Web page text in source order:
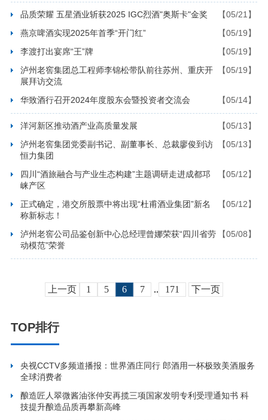
品质荣耀 五星酒业斩获2025 IGC烈酒"奥斯卡"金奖
【05/21】
燕京啤酒实现2025年首季“开门红”
【05/19】
李渡打出宴席“王”牌
【05/19】
泸州老窖集团总工程师李锦松带队前往苏州、重庆开
展拜访交流
【05/19】
华致酒行召开2024年度股东会暨投资者交流会 【05/14】
洋河新区推动酒产业高质量发展
【05/13】
泸州老窖集团党委副书记、副董事长、总裁廖俊到访
恒力集团
【05/13】
四川“酒旅融合与产业生态构建”主题调研走进成都邛
崃产区
【05/12】
正式确定，港交所股票中将出现“杜甫酒业集团”新名
称新标志！
【05/12】
泸州老窖公司品鉴创新中心总经理曾娜荣获“四川省劳
动模范”荣誉
【05/08】
上一页 1 5 6 7 .. 171 下一页
TOP排行
央视CCTV多频道播报：世界酒庄同行 郎酒用一杯极致美酒服务
全球消费者
酿造匠人翠微酱油张仲安再揽三项国家发明专利受理通知书 科
技提升酿造品质再攀新高峰